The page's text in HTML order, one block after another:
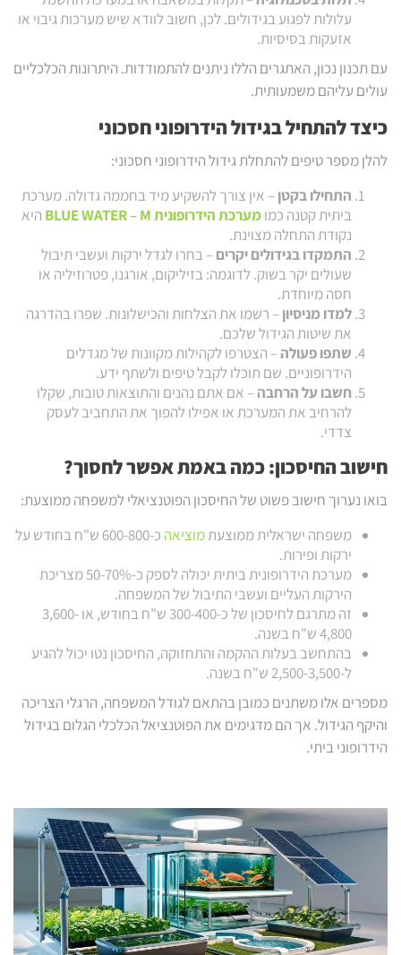
עלולות לפגוע בגידולים. לכן, חשוב לוודא שיש מערכות גיבוי או
אזעקות בסיסיות.
עם תכנון נכון, האתגרים הללו ניתנים להתמודדות. היתרונות הכלכליים
עולים עליהם משמעותית.
כיצד להתחיל בגידול הידרופוני חסכוני
להלן מספר טיפים להתחלת גידול הידרופוני חסכוני:
התחילו בקטן– אין צורך להשקיע מיד בחממה גדולה. מערכת
ביתית קטנה כמומערכת הידרופוניתBLUE WATER – M היא
נקודת התחלה מצוינת.
התמקדו בגידולים יקרים– בחרו לגדל ירקות ועשבי תיבול
שעולים יקר בשוק. לדוגמה: בזיליקום, אורגנו, פטרוזיליה או
חסה מיוחדת.
למדו מניסיון– רשמו את הצלחות והכישלונות. שפרו בהדרגה
את שיטות הגידול שלכם.
שתפו פעולה– הצטרפו לקהילות מקוונות של מגדלים
הידרופוניים. שם תוכלו לקבל טיפים ולשתף ידע.
חשבו על הרחבה– אם אתם נהנים והתוצאות טובות, שקלו
להרחיב את המערכת או אפילו להפוך את התחביב לעסק
צדדי.
חישוב החיסכון: כמה באמת אפשר לחסוך?
בואו נערוך חישוב פשוט של החיסכון הפוטנציאלי למשפחה ממוצעת:
משפחה ישראלית ממוצעתמוציאה
כ-600-800 ש"ח בחודש על
ירקות ופירות.
מערכת הידרופונית ביתית יכולה לספק כ-50-70% מצריכת
הירקות העליים ועשבי התיבול של המשפחה.
זה מתרגם לחיסכון של כ-300-400 ש"ח בחודש, או 3,600-
4,800 ש"ח בשנה.
בהתחשב בעלות ההקמה והתחזוקה, החיסכון נטו יכול להגיע
ל-2,500-3,500 ש"ח בשנה.
מספרים אלו משתנים כמובן בהתאם לגודל המשפחה, הרגלי הצריכה
והיקף הגידול. אך הם מדגימים את הפוטנציאל הכלכלי הגלום בגידול
הידרופוני ביתי.